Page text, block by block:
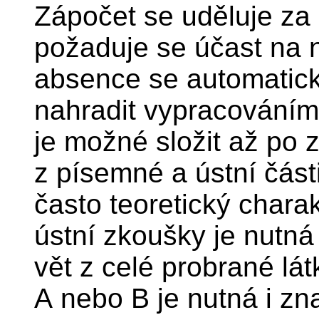
Zápočet se uděluje
požaduje se účast na
absence se
nahradit
je možné složit až po
z písemné a ústní
často teoretický
ústní zkoušky je
vět z celé probrané
A nebo B je nutná i